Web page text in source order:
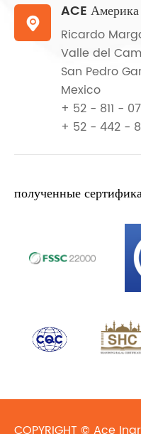

ACE Америка
Ricardo
Valle del
San Pedro
Mexico
+ 52 - 811 -
+ 52 - 442 -
полученные